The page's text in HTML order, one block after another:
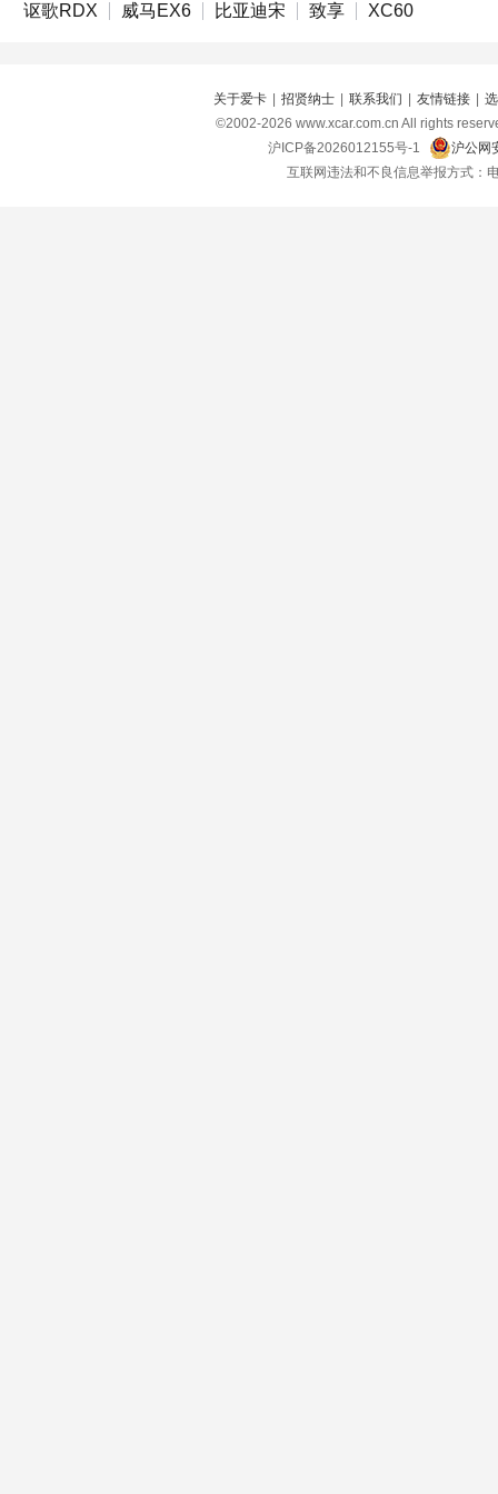
讴歌RDX 威马EX6 比亚迪宋 致享 XC60
关于爱卡 招贤纳士 联系我们 友情链接
©2002-2026 www.xcar.com.cn All rights
沪ICP备2026012155号-1
沪公网
互联网违法和不良信息举报方式：